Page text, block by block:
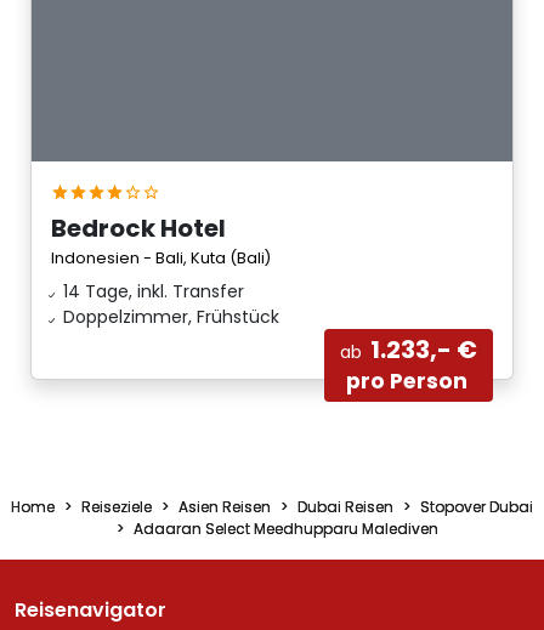
Bedrock Hotel
Indonesien - Bali, Kuta (Bali)
14 Tage, inkl. Transfer
Doppelzimmer, Frühstück
ab 1.233,- €
pro Person
Home Reiseziele Asien Reisen Dubai Reisen
Stopover Dubai
Adaaran Select Meedhupparu Malediven
Reisenavigator